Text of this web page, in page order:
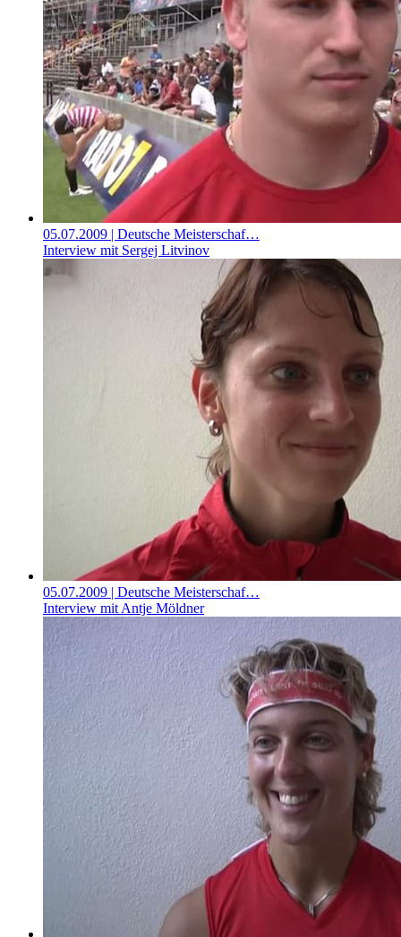
05.07.2009 | Deutsche Meisterschaf…
Interview mit Sergej Litvinov
05.07.2009 | Deutsche Meisterschaf…
Interview mit Antje Möldner